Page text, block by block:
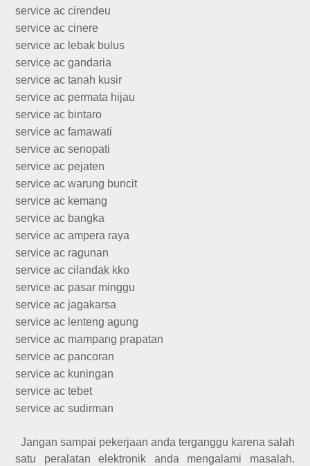
service ac cirendeu
service ac cinere
service ac lebak bulus
service ac gandaria
service ac tanah kusir
service ac permata hijau
service ac bintaro
service ac famawati
service ac senopati
service ac pejaten
service ac warung buncit
service ac kemang
service ac bangka
service ac ampera raya
service ac ragunan
service ac cilandak kko
service ac pasar minggu
service ac jagakarsa
service ac lenteng agung
service ac mampang prapatan
service ac pancoran
service ac kuningan
service ac tebet
service ac sudirman
Jangan sampai pekerjaan anda terganggu karena salah
satu peralatan elektronik anda mengalami masalah.